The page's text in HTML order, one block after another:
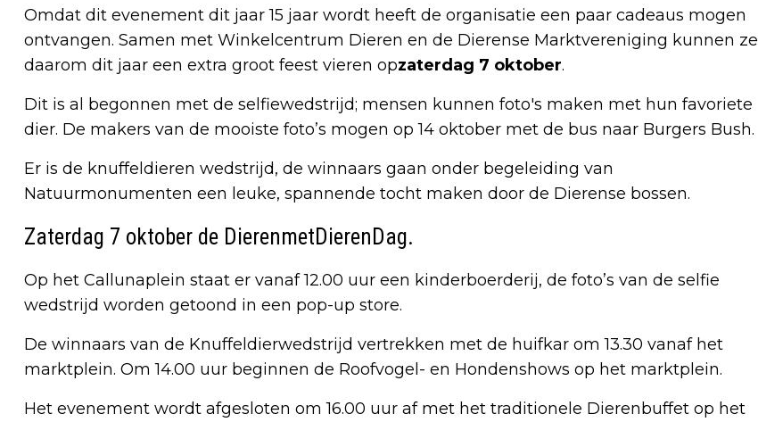
Omdat dit evenement dit jaar 15 jaar wordt heeft de organisatie een paar cadeaus mogen
ontvangen. Samen met Winkelcentrum Dieren en de Dierense Marktvereniging kunnen ze
daarom dit jaar een extra groot feest vieren opzaterdag 7 oktober.
Dit is al begonnen met de selfiewedstrijd; mensen kunnen foto's maken met hun favoriete
dier. De makers van de mooiste foto’s mogen op 14 oktober met de bus naar Burgers Bush.
Er is de knuffeldieren wedstrijd, de winnaars gaan onder begeleiding van
Natuurmonumenten een leuke, spannende tocht maken door de Dierense bossen.
Zaterdag 7 oktober de DierenmetDierenDag.
Op het Callunaplein staat er vanaf 12.00 uur een kinderboerderij, de foto’s van de selfie
wedstrijd worden getoond in een pop-up store.
De winnaars van de Knuffeldierwedstrijd vertrekken met de huifkar om 13.30 vanaf het
marktplein. Om 14.00 uur beginnen de Roofvogel- en Hondenshows op het marktplein.
Het evenement wordt afgesloten om 16.00 uur af met het traditionele Dierenbuffet op het